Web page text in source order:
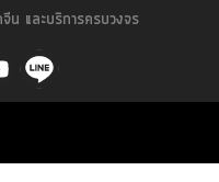
น และบริการครบวงจร